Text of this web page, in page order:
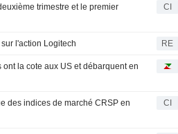
trimestre et le premier
CI
l'action Logitech RE
ont la cote aux US et débarquent en
des indices de marché CRSP en
CI